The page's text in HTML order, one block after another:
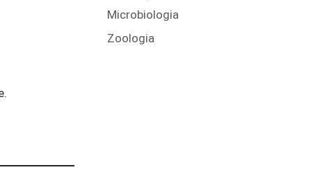
Microbiologia
Zoologia